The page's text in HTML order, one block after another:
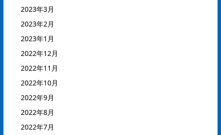
2023年3月
2023年2月
2023年1月
2022年12月
2022年11月
2022年10月
2022年9月
2022年8月
2022年7月